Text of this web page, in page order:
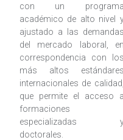
con un programa
académico de alto nivel
ajustado a las demandas
del mercado laboral, en
correspondencia con los
más altos estándares
internacionales de calidad,
que permite el acceso a
formaciones
especializadas
doctorales.